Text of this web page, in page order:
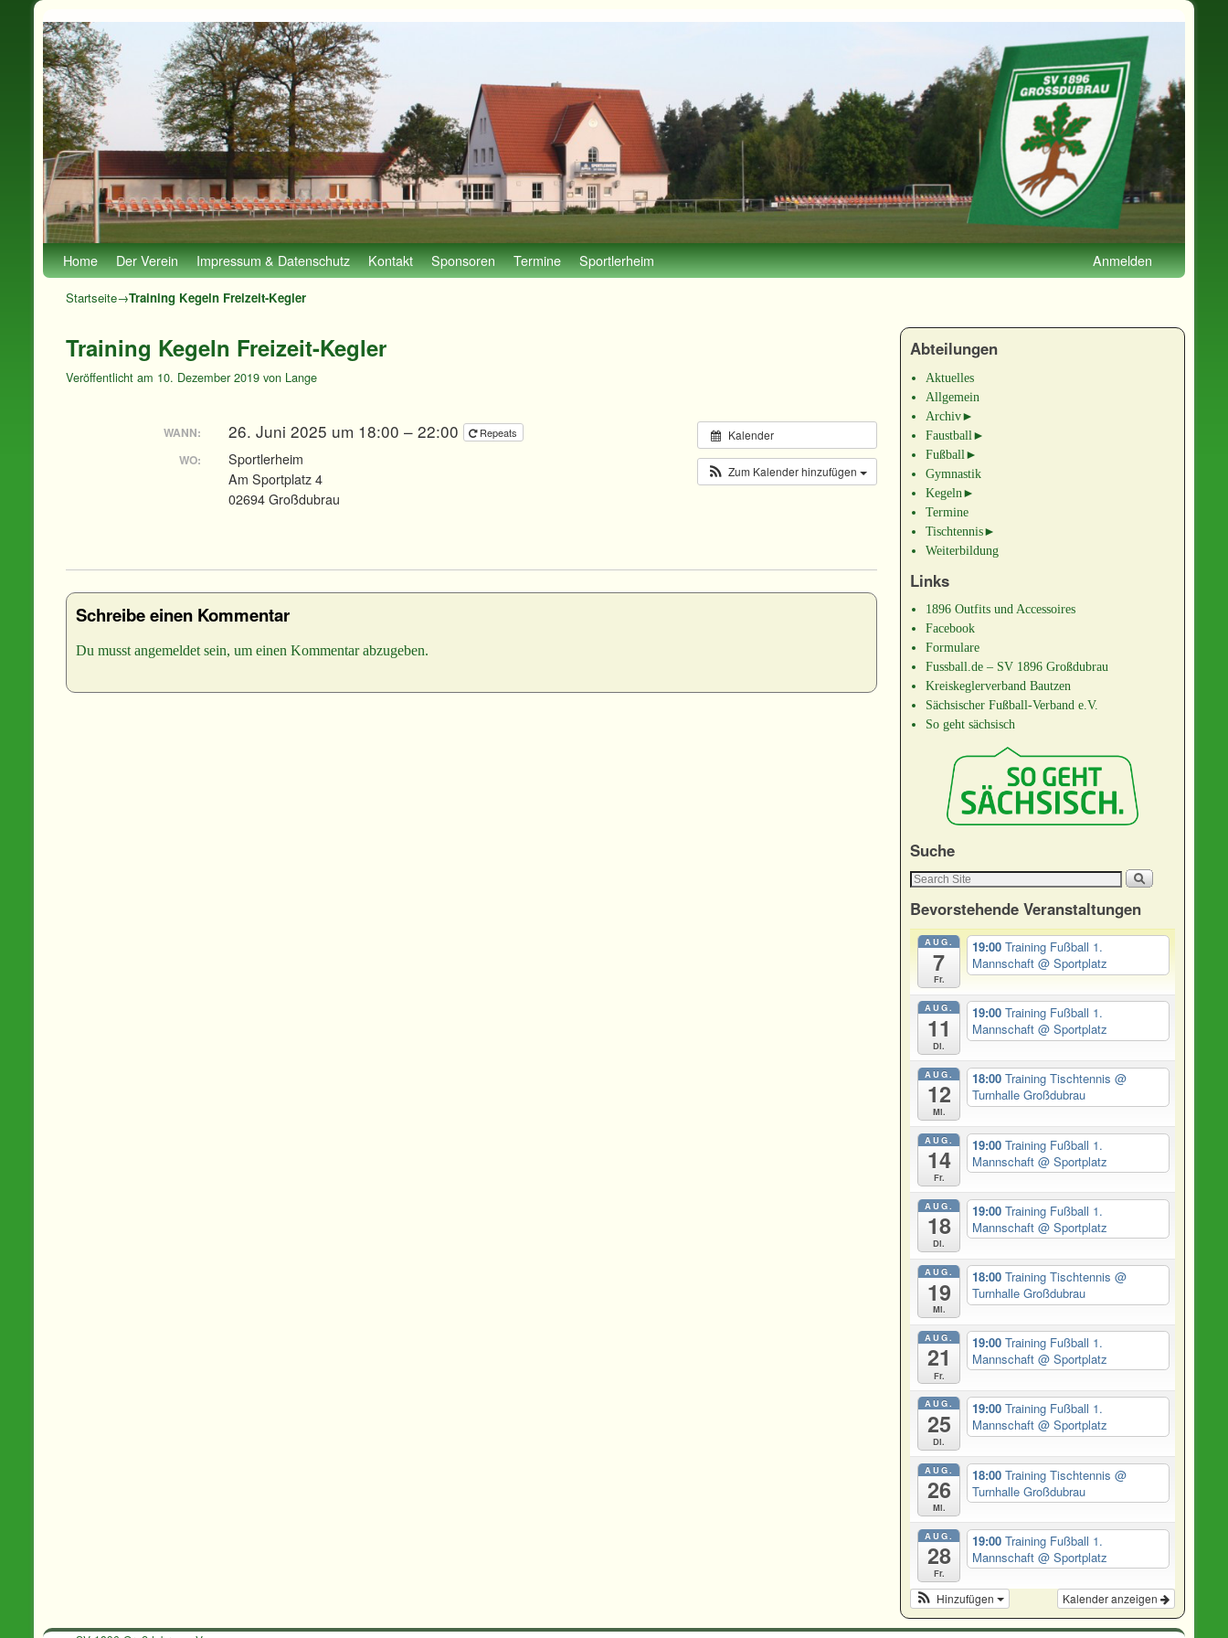
Home Der Verein Impressum & Datenschutz Kontakt Sponsoren Termine Sportlerheim Anmelden
Startseite→Training Kegeln Freizeit-Kegler
Training Kegeln Freizeit-Kegler
Veröffentlicht am 10. Dezember 2019 von Lange
Kalender
Zum Kalender hinzufügen
WANN: 26. Juni 2025 um 18:00 – 22:00 Repeats
WO:
Sportlerheim
Am Sportplatz 4
02694 Großdubrau
Schreibe einen Kommentar
Du musst angemeldet sein, um einen Kommentar abzugeben.
Abteilungen
Aktuelles
Allgemein
Archiv►
Faustball►
Fußball►
Gymnastik
Kegeln►
Termine
Tischtennis►
Weiterbildung
Links
1896 Outfits und Accessoires
Facebook
Formulare
Fussball.de – SV 1896 Großdubrau
Kreiskeglerverband Bautzen
Sächsischer Fußball-Verband e.V.
So geht sächsisch
Suche
Bevorstehende Veranstaltungen
AUG.
7
Fr.
19:00Training Fußball 1.
Mannschaft@ Sportplatz
AUG.
11
Di.
19:00Training Fußball 1.
Mannschaft@ Sportplatz
AUG.
12
Mi.
18:00Training Tischtennis@
Turnhalle Großdubrau
AUG.
14
Fr.
19:00Training Fußball 1.
Mannschaft@ Sportplatz
AUG.
18
Di.
19:00Training Fußball 1.
Mannschaft@ Sportplatz
AUG.
19
Mi.
18:00Training Tischtennis@
Turnhalle Großdubrau
AUG.
21
Fr.
19:00Training Fußball 1.
Mannschaft@ Sportplatz
AUG.
25
Di.
19:00Training Fußball 1.
Mannschaft@ Sportplatz
AUG.
26
Mi.
18:00Training Tischtennis@
Turnhalle Großdubrau
AUG.
28
Fr.
19:00Training Fußball 1.
Mannschaft@ Sportplatz
Kalender anzeigen
Hinzufügen